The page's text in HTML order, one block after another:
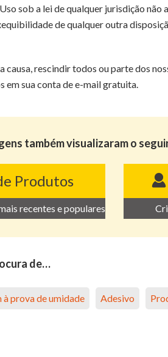
sob a lei de qualquer jurisdição não
de qualquer outra
rescindir todos ou parte dos
em sua conta de e-mail gratuita.
também visualizaram o
Produtos
recentes e populares
de…
à prova de umidade Adesivo